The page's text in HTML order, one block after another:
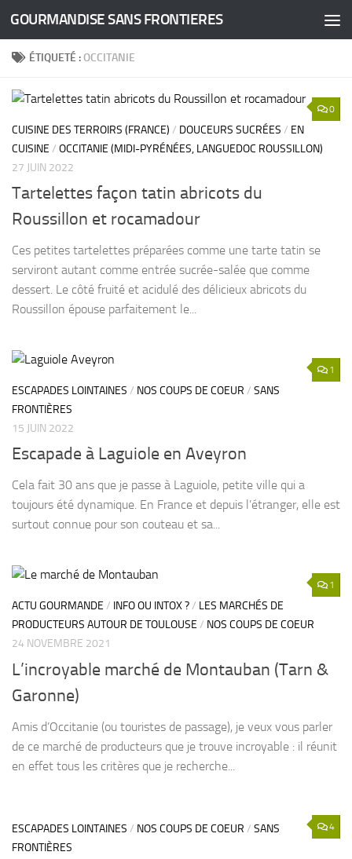
Skip to content
GOURMANDISE SANS FRONTIERES
ÉTIQUETÉ :OCCITANIE
0
CUISINE DES TERROIRS (FRANCE) / DOUCEURS SUCRÉES / EN
CUISINE / OCCITANIE (MIDI-PYRÉNÉES, LANGUEDOC ROUSSILLON)
27 JUIN 2022
Tartelettes façon tatin abricots du
Roussillon et rocamadour
Ces petites tartelettes préparées comme une tarte tatin se
serviront autant comme entrée sucrée-salée que comme
dessert. Le côté fruité et acidulé des délicieux abricots du
Roussillon épouse parfaitement le...
1
ESCAPADES LOINTAINES / NOS COUPS DE COEUR / SANS
FRONTIÈRES
15 JUIN 2022
Escapade à Laguiole en Aveyron
Cela fait 30 ans que je passe à Laguiole, petite ville qui a
toujours été dynamique. En France et depuis l’étranger, elle est
surtout connue pour son couteau et sa...
1
ACTU GOURMANDE / INFO OU INTOX ?/ LES MARCHÉS DE
PRODUCTEURS AUTOUR DE TOULOUSE / NOS COUPS DE COEUR
24 NOVEMBRE 2021
L’incroyable marché de Montauban (Tarn &
Garonne)
Amis d’Occitanie (ou touristes de passage), je veux vous parler
de ce marché de producteurs que je trouve incroyable : il réunit
en effet tous les critères que je recherche...
4
ESCAPADES LOINTAINES / NOS COUPS DE COEUR / SANS
FRONTIÈRES